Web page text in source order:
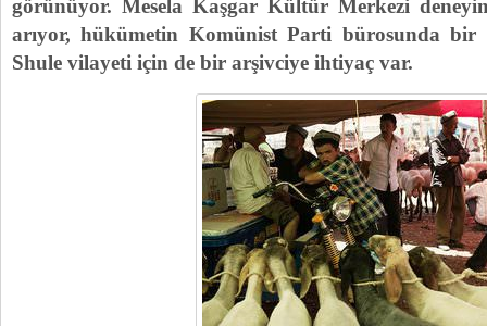
görünüyor. Mesela Kaşgar Kültür Merkezi
arıyor, hükümetin Komünist Parti bürosunda bir
Shule vilayeti için de bir arşivciye ihtiyaç var.